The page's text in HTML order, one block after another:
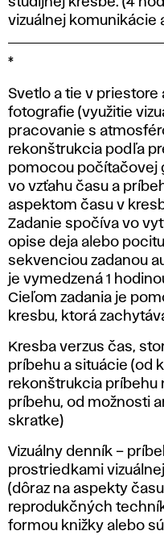
vizuálnej komunikácie
*
Svetlo a tie v
fotografie (využitie
pracovanie s
rekonštrukcia podľa
pomocou počítačovej
vo vzťahu času a
aspektom času v
Zadanie spočíva vo
opise deja alebo
sekvenciou zadanou
je vymedzená 1
Cieľom zadania je
kresbu, ktorá
Kresba verzus čas,
príbehu a situácie (od
rekonštrukcia príbehu
príbehu, od možnosti
skratke)
Vizuálny denník –
prostriedkami
(dôraz na aspekty
reprodukčných
formou knižky alebo